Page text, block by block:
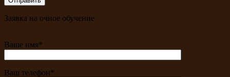
Заявка на очное обучение
Ваше имя*
Ваш телефон*